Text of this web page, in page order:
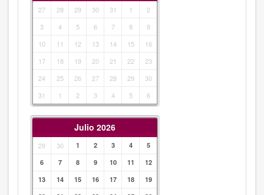
27 28 29 30 31 1
2
3
4 5 6 7 8
9
10
11 12 13 14 15
16
17
18 19 20 21 22
23
24
25 26 27 28 29
30
31
1 2 3 4 5 6
Julio 2026
29 30 1 2 3 4
5
6
7 8 9 10 11
12
13
14 15 16 17 18
19